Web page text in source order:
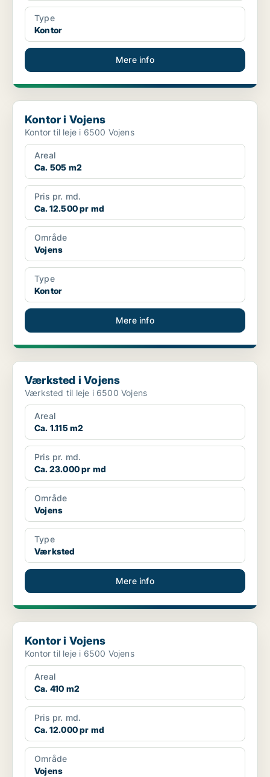
Type
Kontor
Mere info
Kontor i Vojens
Kontor i Vojens
Kontor til leje i 6500 Vojens
Areal
Ca. 505 m2
Pris pr. md.
Ca. 12.500 pr md
Område
Vojens
Type
Kontor
Mere info
Værksted i Vojens
Værksted i Vojens
Værksted til leje i 6500 Vojens
Areal
Ca. 1.115 m2
Pris pr. md.
Ca. 23.000 pr md
Område
Vojens
Type
Værksted
Mere info
Kontor i Vojens
Kontor i Vojens
Kontor til leje i 6500 Vojens
Areal
Ca. 410 m2
Pris pr. md.
Ca. 12.000 pr md
Område
Vojens